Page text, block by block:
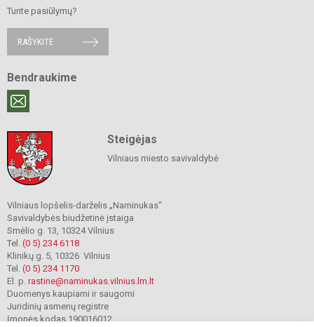
Turite pasiūlymų?
RAŠYKITE
Bendraukime
Steigėjas
Vilniaus miesto savivaldybė
Vilniaus lopšelis-darželis „Naminukas“
Savivaldybės biudžetinė įstaiga
Smėlio g. 13, 10324 Vilnius
Tel. (0 5) 234 6118
Klinikų g. 5, 10326 Vilnius
Tel. (0 5) 234 1170
El. p. rastine@naminukas.vilnius.lm.lt
Duomenys kaupiami ir saugomi
Juridinių asmenų registre
Įmonės kodas 190016012